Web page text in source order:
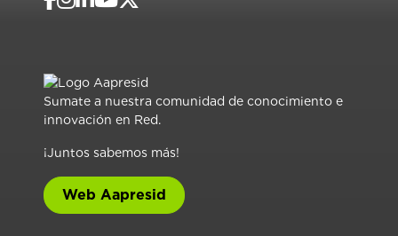
Sumate a nuestra comunidad de conocimiento e
innovación en Red.
¡Juntos sabemos más!
Web Aapresid